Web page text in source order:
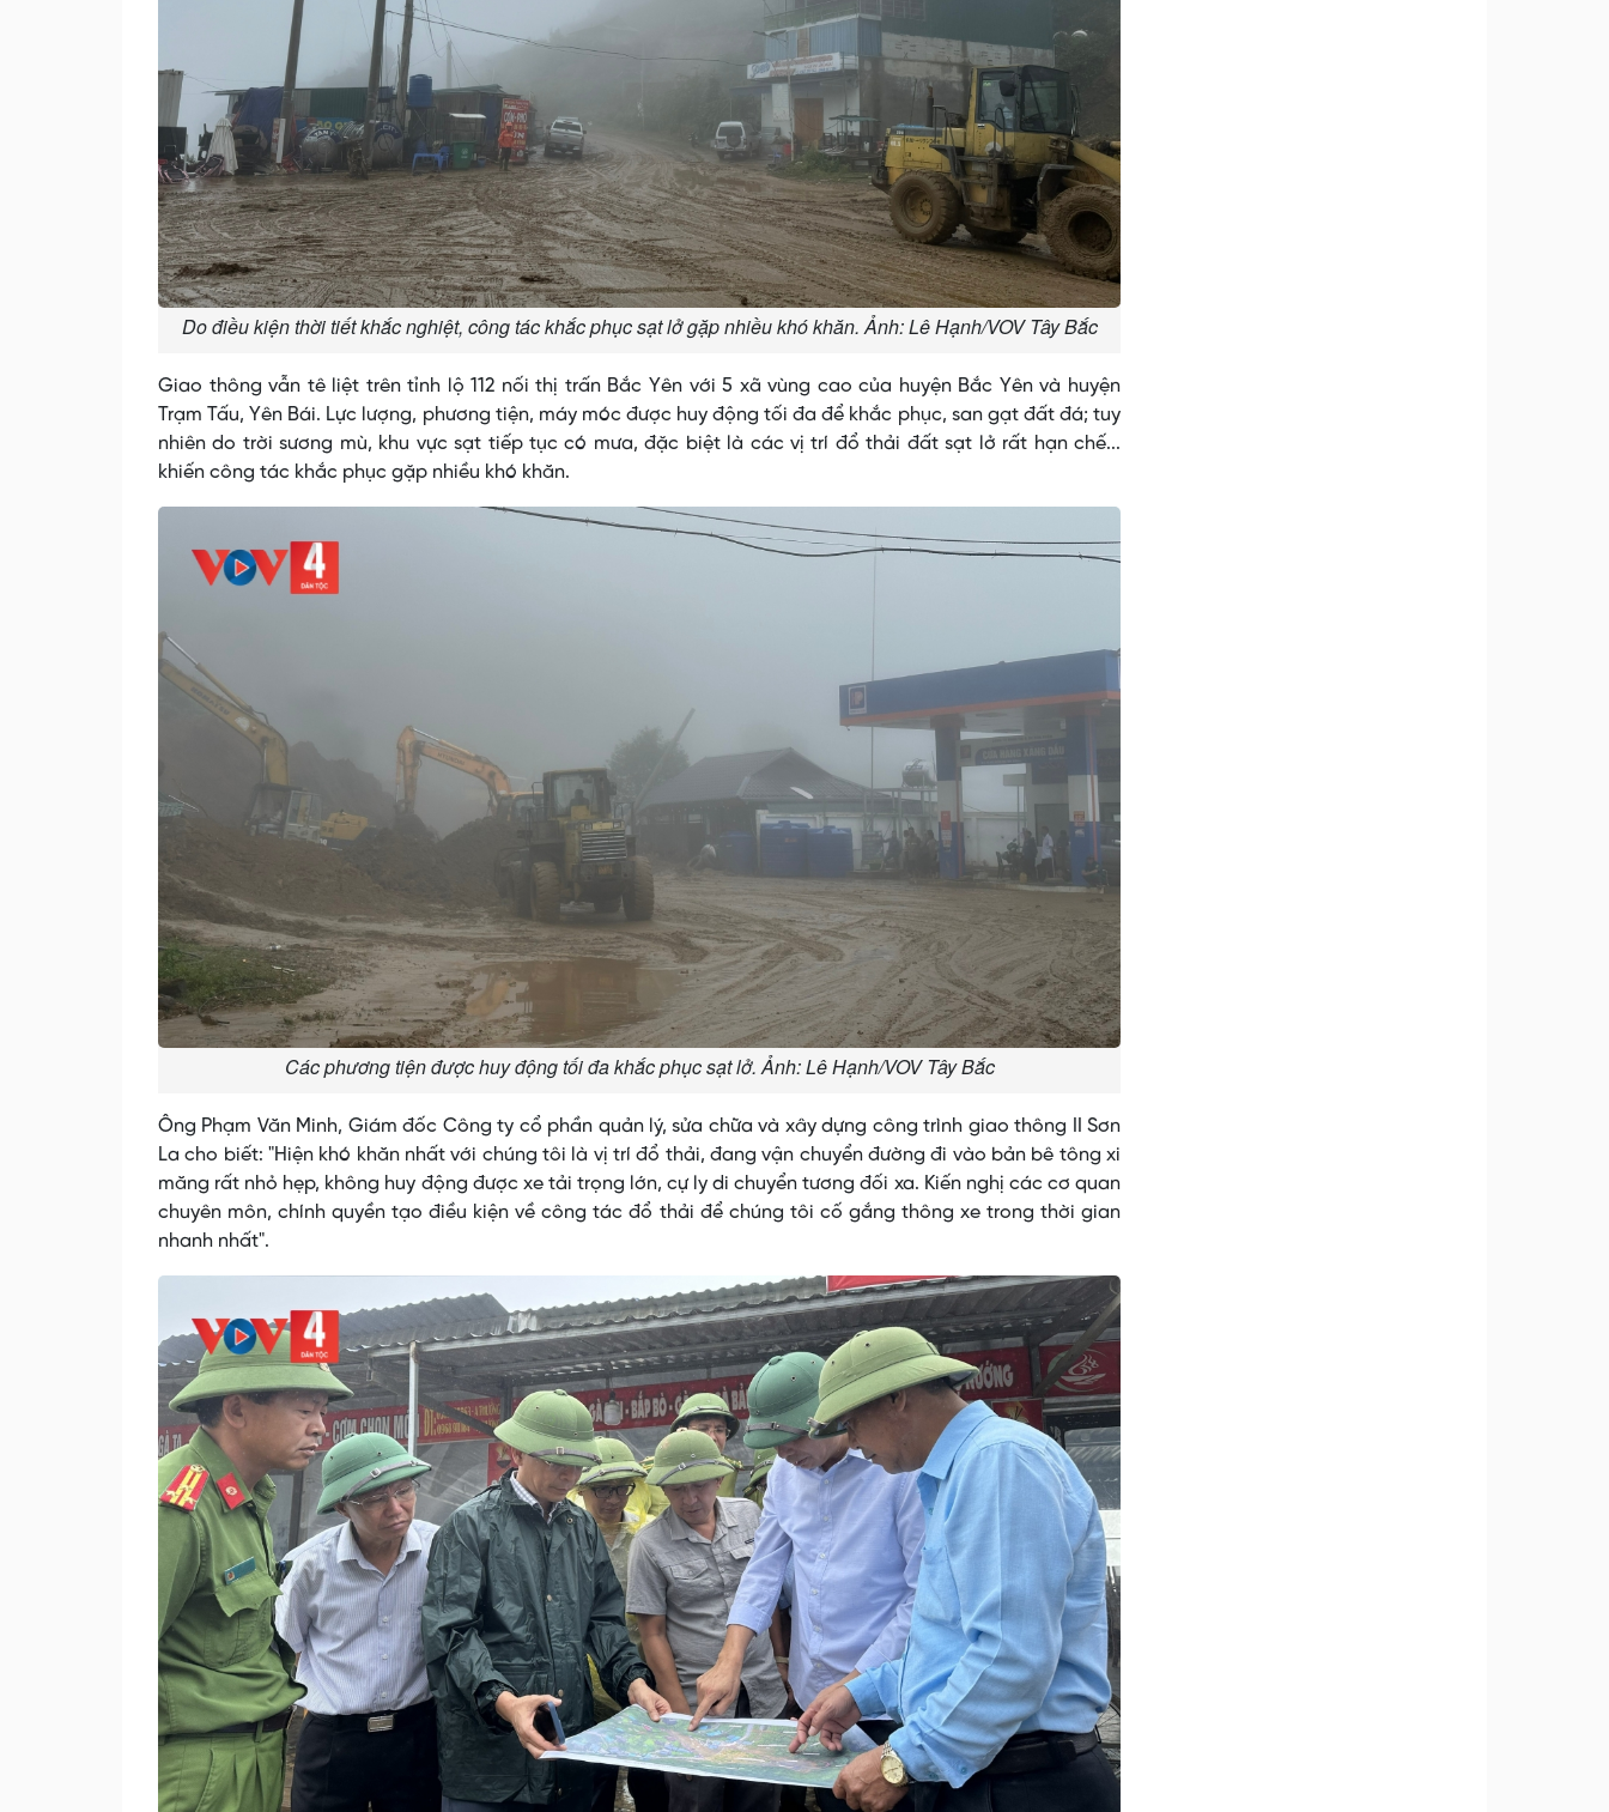
Do điều kiện thời tiết khắc nghiệt, công tác khắc phục sạt lở gặp nhiều khó khăn. Ảnh: Lê Hạnh/VOV Tây Bắc
Giao thông vẫn tê liệt trên tỉnh lộ 112 nối thị trấn Bắc Yên với 5 xã vùng cao của huyện Bắc Yên và huyện
Trạm Tấu, Yên Bái. Lực lượng, phương tiện, máy móc được huy động tối đa để khắc phục, san gạt đất đá; tuy
nhiên do trời sương mù, khu vực sạt tiếp tục có mưa, đặc biệt là các vị trí đổ thải đất sạt lở rất hạn chế...
khiến công tác khắc phục gặp nhiều khó khăn.
Các phương tiện được huy động tối đa khắc phục sạt lở. Ảnh: Lê Hạnh/VOV Tây Bắc
Ông Phạm Văn Minh, Giám đốc Công ty cổ phần quản lý, sửa chữa và xây dựng công trình giao thông II Sơn
La cho biết: "Hiện khó khăn nhất với chúng tôi là vị trí đổ thải, đang vận chuyển đường đi vào bản bê tông xi
măng rất nhỏ hẹp, không huy động được xe tải trọng lớn, cự ly di chuyển tương đối xa. Kiến nghị các cơ quan
chuyên môn, chính quyền tạo điều kiện về công tác đổ thải để chúng tôi cố gắng thông xe trong thời gian
nhanh nhất".